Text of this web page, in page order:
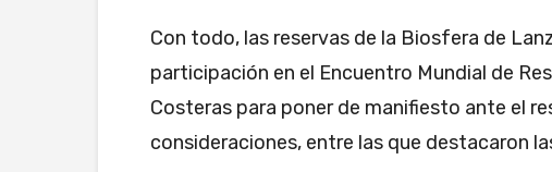
Con todo, las reservas de la Biosfera de
participación en el Encuentro Mundial de
Costeras para poner de manifiesto ante el
consideraciones, entre las que destacaron